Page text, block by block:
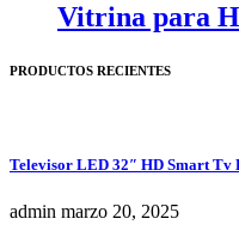
Vitrina para
PRODUCTOS RECIENTES
Televisor LED 32″ HD Smart Tv
admin marzo 20, 2025